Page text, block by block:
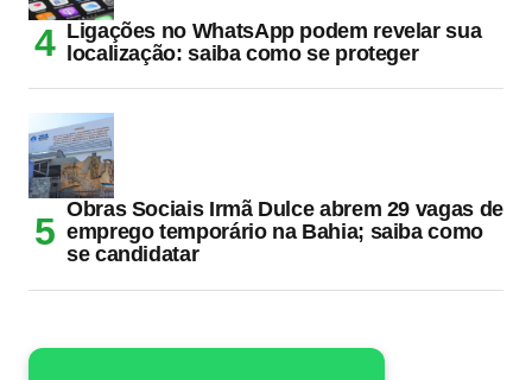
Ligações no WhatsApp podem revelar sua
localização: saiba como se proteger
Obras Sociais Irmã Dulce abrem 29 vagas de
emprego temporário na Bahia; saiba como
se candidatar